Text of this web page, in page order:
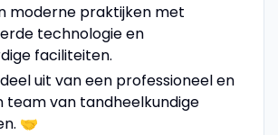
moderne praktijken met
technologie en
faciliteiten.
uit van een professioneel en
team van tandheelkundige
🤝